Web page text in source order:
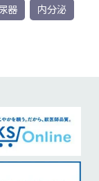
器
内分泌